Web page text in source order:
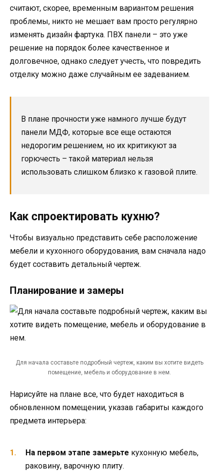
считают, скорее, временным вариантом решения
проблемы, никто не мешает вам просто регулярно
изменять дизайн фартука. ПВХ панели – это уже
решение на порядок более качественное и
долговечное, однако следует учесть, что повредить
отделку можно даже случайным ее задеванием.
В плане прочности уже намного лучше будут
панели МДФ, которые все еще остаются
недорогим решением, но их критикуют за
горючесть – такой материал нельзя
использовать слишком близко к газовой плите.
Как спроектировать кухню?
Чтобы визуально представить себе расположение
мебели и кухонного оборудования, вам сначала надо
будет составить детальный чертеж.
Планирование и замеры
Для начала составьте подробный чертеж, каким вы хотите видеть
помещение, мебель и оборудование в нем.
Нарисуйте на плане все, что будет находиться в
обновленном помещении, указав габариты каждого
предмета интерьера:
На первом этапе замерьте кухонную мебель,
раковину, варочную плиту.